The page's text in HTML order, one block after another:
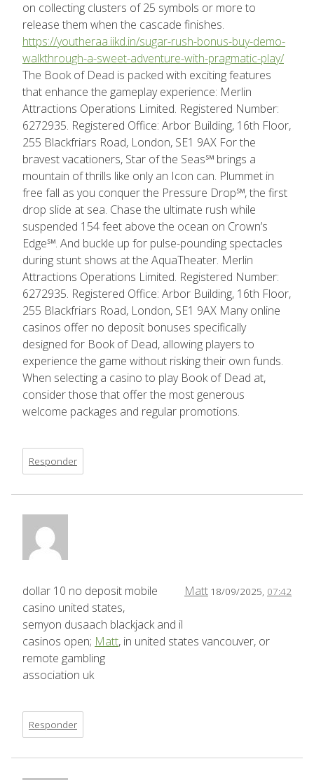
on collecting clusters of 25 symbols or more to
release them when the cascade finishes.
https://youtheraa.iikd.in/sugar-rush-bonus-buy-demo-
walkthrough-a-sweet-adventure-with-pragmatic-play/
The Book of Dead is packed with exciting features
that enhance the gameplay experience: Merlin
Attractions Operations Limited. Registered Number:
6272935. Registered Office: Arbor Building, 16th Floor,
255 Blackfriars Road, London, SE1 9AX For the
bravest vacationers, Star of the Seas℠ brings a
mountain of thrills like only an Icon can. Plummet in
free fall as you conquer the Pressure Drop℠, the first
drop slide at sea. Chase the ultimate rush while
suspended 154 feet above the ocean on Crown’s
Edge℠. And buckle up for pulse-pounding spectacles
during stunt shows at the AquaTheater. Merlin
Attractions Operations Limited. Registered Number:
6272935. Registered Office: Arbor Building, 16th Floor,
255 Blackfriars Road, London, SE1 9AX Many online
casinos offer no deposit bonuses specifically
designed for Book of Dead, allowing players to
experience the game without risking their own funds.
When selecting a casino to play Book of Dead at,
consider those that offer the most generous
welcome packages and regular promotions.
Responder
Matt 18/09/2025, 07:42
dollar 10 no deposit mobile
casino united states,
semyon dusaach blackjack and il
casinos open; Matt, in united states vancouver, or
remote gambling
association uk
Responder